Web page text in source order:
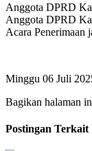
Anggota DPRD
Anggota DPRD
Acara Penerimaan
Minggu 06 Juli
Bagikan halaman
Postingan Terkait